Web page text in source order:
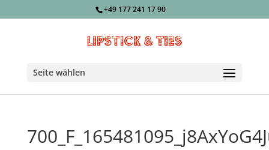
+49 177 241 17 90
Seite wählen